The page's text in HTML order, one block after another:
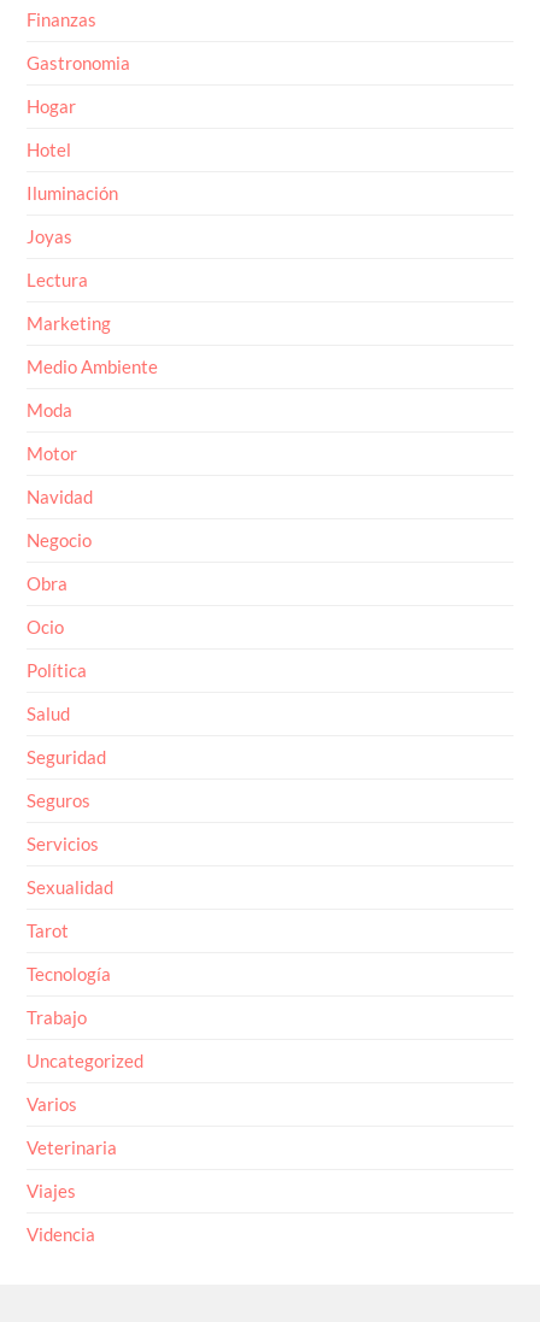
Finanzas
Gastronomia
Hogar
Hotel
Iluminación
Joyas
Lectura
Marketing
Medio Ambiente
Moda
Motor
Navidad
Negocio
Obra
Ocio
Política
Salud
Seguridad
Seguros
Servicios
Sexualidad
Tarot
Tecnología
Trabajo
Uncategorized
Varios
Veterinaria
Viajes
Videncia